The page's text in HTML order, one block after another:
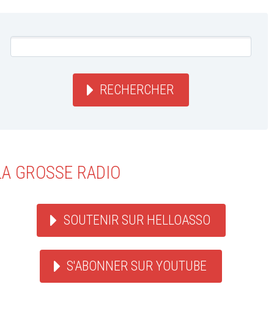
RECHERCHER
GROSSE RADIO
SOUTENIR SUR HELLOASSO
S'ABONNER SUR YOUTUBE